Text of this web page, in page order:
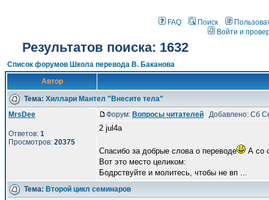
FAQ Поиск
Войти и
Результатов поиска: 1632
Список форумов Школа перевода В. Баканова
Автор
Тема: Хиллари Мантел "Внесите тела"
MrsDee
Ответов: 1
Просмотров: 20375
Форум: Вопросы читателей Добавлено: Сб
2 jul4a
Спасибо за добрые слова о переводе
А со
Вот это место целиком:
Бодрствуйте и молитесь, чтобы не вп ...
Тема: Второй цикл семинаров